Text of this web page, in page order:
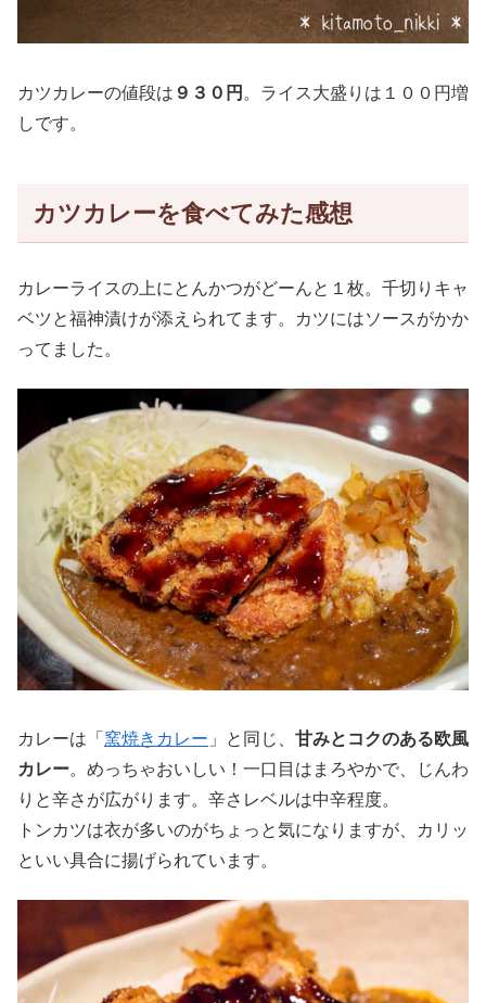
カツカレーの値段は ９３０円 。ライス大盛りは１００円増
しです。
カツカレーを食べてみた感想
カレーライスの上にとんかつがどーんと１枚。千切りキャ
ベツと福神漬けが添えられてます。カツにはソースがかか
ってました。
カレーは「 窯焼きカレー 」と同じ、 甘みとコクのある欧風
カレー。めっちゃおいしい！一口目はまろやかで、じんわ
りと辛さが広がります。辛さレベルは中辛程度。
トンカツは衣が多いのがちょっと気になりますが、カリッ
といい具合に揚げられています。